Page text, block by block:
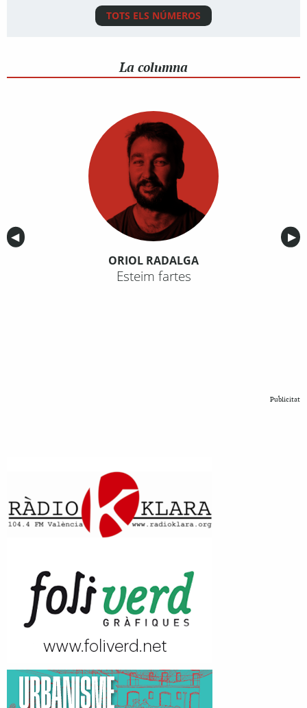
TOTS ELS NÚMEROS
La columna
Anterior
◀︎ ▶︎
ORIOL RADALGA
Esteim fartes
Publicitat